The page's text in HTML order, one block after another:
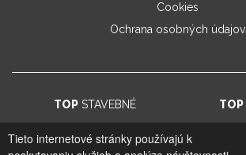
Tieto internetové stránky používajú k
Cookies
Ochrana osobných údajov
TOPSTAVEBNÉ TOP